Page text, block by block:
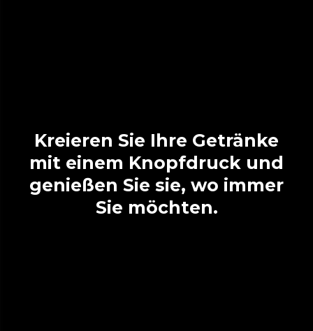
Kreieren Sie Ihre Getränke
mit einem Knopfdruck und
genießen Sie sie, wo immer
Sie möchten.